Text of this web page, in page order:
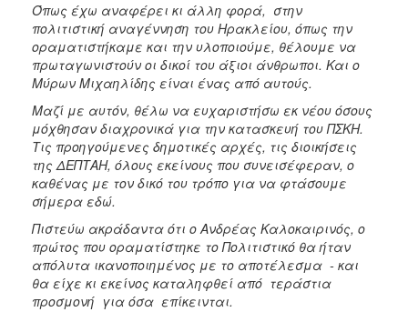
Όπως έχω αναφέρει κι άλλη φορά, στην
πολιτιστική αναγέννηση του Ηρακλείου, όπως την
οραματιστήκαμε και την υλοποιούμε, θέλουμε να
πρωταγωνιστούν οι δικοί του άξιοι άνθρωποι. Και ο
Μύρων Μιχαηλίδης είναι ένας από αυτούς.
Μαζί με αυτόν, θέλω να ευχαριστήσω εκ νέου όσους
μόχθησαν διαχρονικά για την κατασκευή του ΠΣΚΗ.
Τις προηγούμενες δημοτικές αρχές, τις διοικήσεις
της ΔΕΠΤΑΗ, όλους εκείνους που συνεισέφεραν, ο
καθένας με τον δικό του τρόπο για να φτάσουμε
σήμερα εδώ.
Πιστεύω ακράδαντα ότι ο Ανδρέας Καλοκαιρινός, ο
πρώτος που οραματίστηκε το Πολιτιστικό θα ήταν
απόλυτα ικανοποιημένος με το αποτέλεσμα - και
θα είχε κι εκείνος καταληφθεί από τεράστια
προσμονή για όσα επίκεινται.